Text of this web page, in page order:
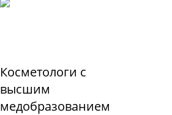
Косметологи с
высшим
медобразованием